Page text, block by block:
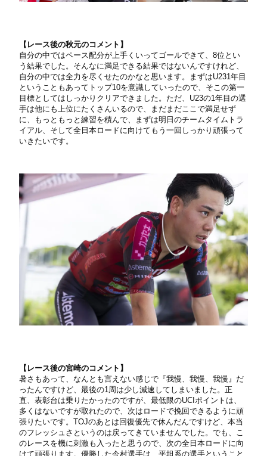
【 レース後の秋元のコメント】
自分の中ではペース配分が上手くいってゴールできて、8位とい
う結果でした。そんなに満足できる結果ではないんですけれど、
自分の中では全力を尽くせたのかなと思います。まずはU231年目
ということもあってトップ10を意識していったので、そこの第一
目標としてはしっかりクリアできました。ただ、U23の1年目の選
手は他にも上位にたくさんいるので、まだまだここで満足せず
に、もっともっと練習を積んで、まずは明日のチームタイムトラ
イアル、そして全日本ロードに向けてもう一回しっかり頑張って
いきたいです。
【 レース後の宮崎のコメント】
暑さもあって、なんとも言えない感じで『我慢、我慢、我慢』だ
ったんですけど、最後の1周は少し減速してしまいました。正
直、表彰台は乗りたかったのですが、最低限のUCIポイントは、
多くはないですが取れたので、次はロードで挽回できるように頑
張りたいです。TOJのあとは回復優先で休んだんですけど、本当
のフレッシュさというのは戻ってきていませんでした。でも、こ
のレースを機に刺激も入ったと思うので、次の全日本ロードに向
けて頑張ります。優勝した今村選手は、平坦系の選手ということ